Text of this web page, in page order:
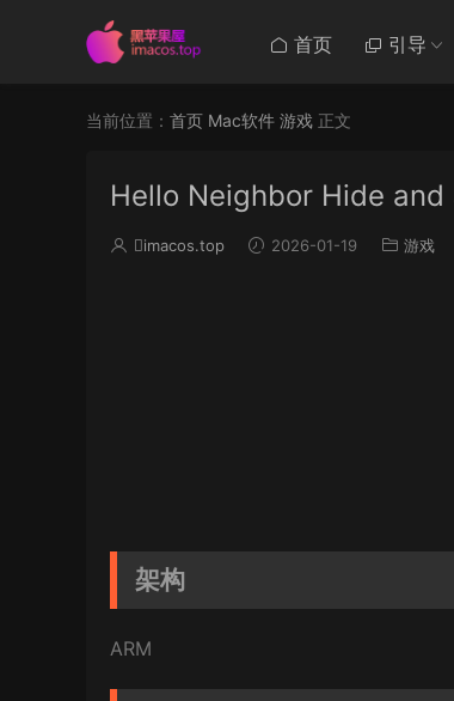
首页 引导
当前位置： 首页 Mac软件 游戏 正文
Hello Neighbor Hide and
imacos.top 2026-01-19 游戏
架构
ARM